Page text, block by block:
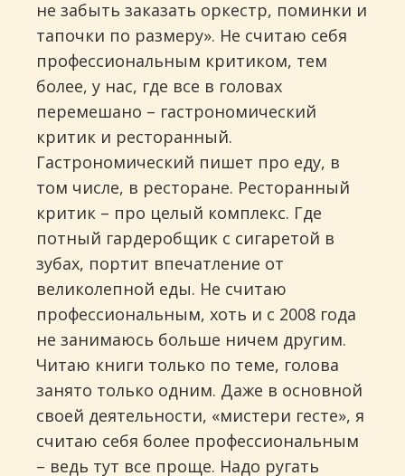
не забыть заказать оркестр, поминки и
тапочки по размеру». Не считаю себя
профессиональным критиком, тем
более, у нас, где все в головах
перемешано – гастрономический
критик и ресторанный.
Гастрономический пишет про еду, в
том числе, в ресторане. Ресторанный
критик – про целый комплекс. Где
потный гардеробщик с сигаретой в
зубах, портит впечатление от
великолепной еды. Не считаю
профессиональным, хоть и с 2008 года
не занимаюсь больше ничем другим.
Читаю книги только по теме, голова
занято только одним. Даже в основной
своей деятельности, «мистери гесте», я
считаю себя более профессиональным
– ведь тут все проще. Надо ругать